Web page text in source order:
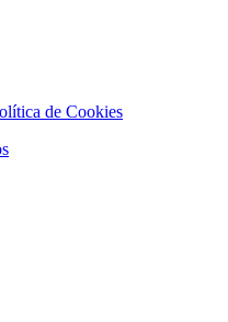
de Cookies